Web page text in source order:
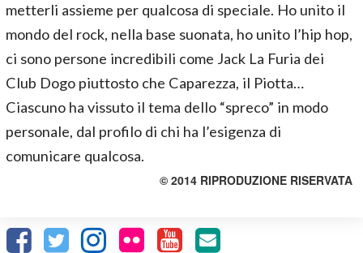
metterli assieme per qualcosa di speciale. Ho unito il
mondo del rock, nella base suonata, ho unito l’hip hop,
ci sono persone incredibili come Jack La Furia dei
Club Dogo piuttosto che Caparezza, il Piotta…
Ciascuno ha vissuto il tema dello “spreco” in modo
personale, dal profilo di chi ha l’esigenza di
comunicare qualcosa.
© 2014 RIPRODUZIONE RISERVATA